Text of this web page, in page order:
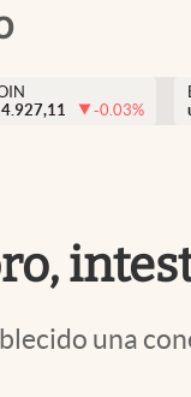
-0.03%
una